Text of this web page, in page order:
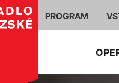
PROGRAM